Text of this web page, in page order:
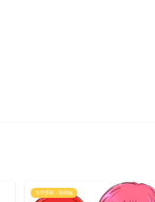
大学受験 - 基礎編